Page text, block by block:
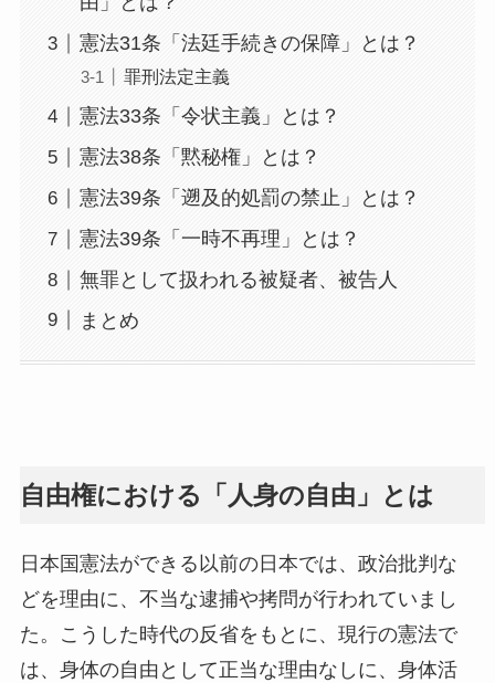
憲法31条「法廷手続きの保障」とは？
罪刑法定主義
憲法33条「令状主義」とは？
憲法38条「黙秘権」とは？
憲法39条「遡及的処罰の禁止」とは？
憲法39条「一時不再理」とは？
無罪として扱われる被疑者、被告人
まとめ
自由権における「人身の自由」とは
日本国憲法ができる以前の日本では、政治批判な
どを理由に、不当な逮捕や拷問が行われていまし
た。こうした時代の反省をもとに、現行の憲法で
は、身体の自由として正当な理由なしに、身体活